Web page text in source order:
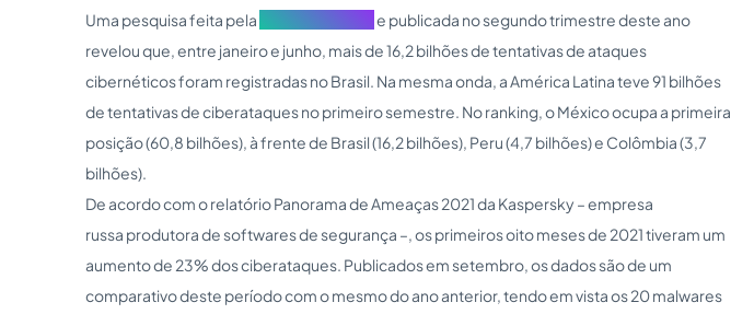
Uma pesquisa feita pela
e publicada no segundo trimestre deste ano
revelou que, entre janeiro e junho, mais de 16,2 bilhões de tentativas de ataques
cibernéticos foram registradas no Brasil. Na mesma onda, a América Latina teve 91 bilhões
de tentativas de ciberataques no primeiro semestre. No ranking, o México ocupa a primeira
posição (60,8 bilhões), à frente de Brasil (16,2 bilhões), Peru (4,7 bilhões) e Colômbia (3,7
bilhões).
De acordo com o relatório Panorama de Ameaças 2021 da Kaspersky – empresa
russa produtora de softwares de segurança –, os primeiros oito meses de 2021 tiveram um
aumento de 23% dos ciberataques. Publicados em setembro, os dados são de um
comparativo deste período com o mesmo do ano anterior, tendo em vista os 20 malwares